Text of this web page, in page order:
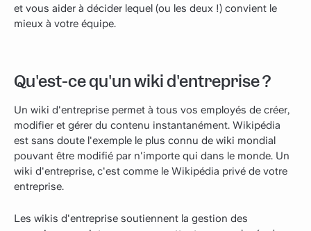
et vous aider à décider lequel (ou les deux !) convient le
mieux à votre équipe.
Qu'est-ce qu'un wiki d'entreprise ?
Un wiki d'entreprise permet à tous vos employés de créer,
modifier et gérer du contenu instantanément. Wikipédia
est sans doute l'exemple le plus connu de wiki mondial
pouvant être modifié par n'importe qui dans le monde. Un
wiki d'entreprise, c'est comme le Wikipédia privé de votre
entreprise.
Les wikis d'entreprise soutiennent la gestion des